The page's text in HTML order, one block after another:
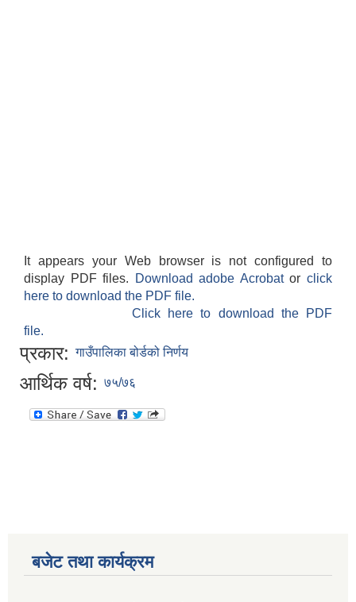
It appears your Web browser is not configured to
display PDF files.
Download adobe Acrobatorclick
here to download the PDF file.
Click here to download the PDF
file.
प्रकार: गाउँपालिका बोर्डको निर्णय
आर्थिक वर्ष: ७५/७६
बजेट तथा कार्यक्रम